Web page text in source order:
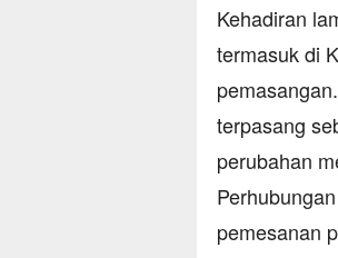
Kehadiran
termasuk di
terpasang
perubahan
pemesanan